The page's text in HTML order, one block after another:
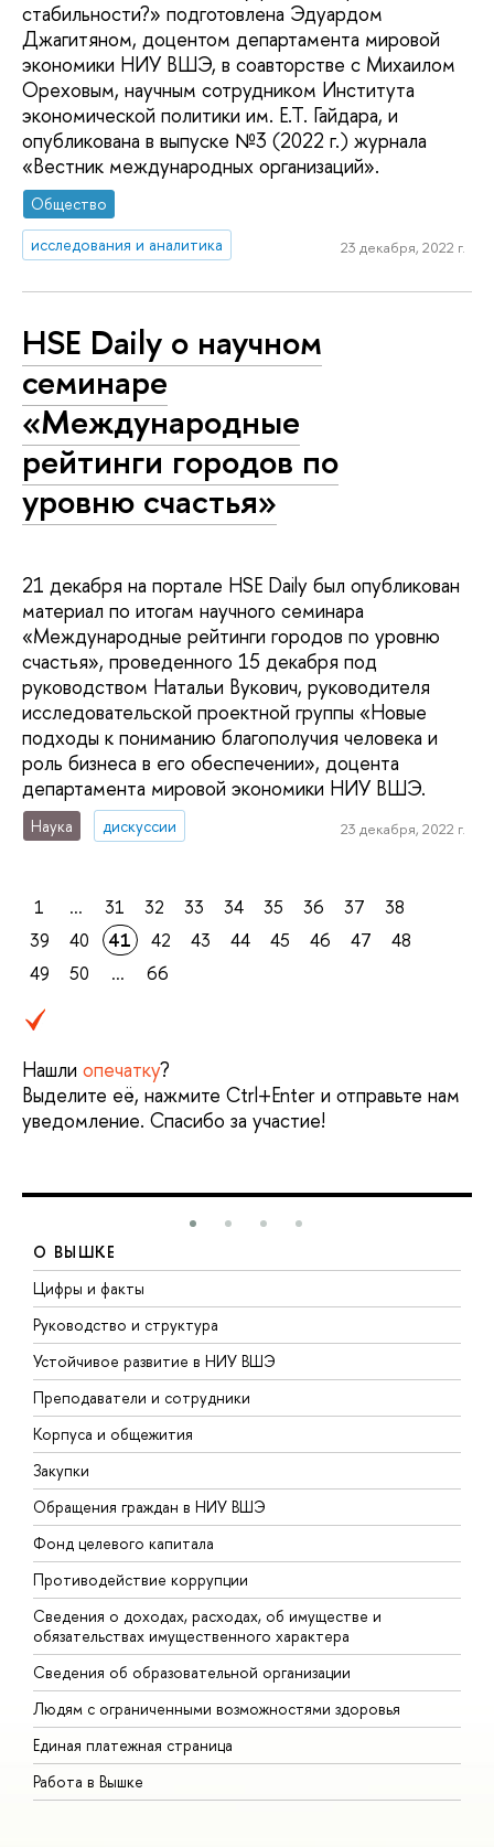
стабильности?» подготовлена Эдуардом
Джагитяном, доцентом департамента мировой
экономики НИУ ВШЭ, в соавторстве с Михаилом
Ореховым, научным сотрудником Института
экономической политики им. Е.Т. Гайдара, и
опубликована в выпуске №3 (2022 г.) журнала
«Вестник международных организаций».
Общество
исследования и аналитика
23 декабря, 2022 г.
HSE Daily о научном
семинаре
«Международные
рейтинги городов по
уровню счастья»
21 декабря на портале HSE Daily был опубликован
материал по итогам научного семинара
«Международные рейтинги городов по уровню
счастья», проведенного 15 декабря под
руководством Натальи Вукович, руководителя
исследовательской проектной группы «Новые
подходы к пониманию благополучия человека и
роль бизнеса в его обеспечении», доцента
департамента мировой экономики НИУ ВШЭ.
Наука дискуссии 23 декабря, 2022 г.
1 ... 31 32 33 34 35 36 37
38
39
40 41 42 43 44 45 46 47
48
49
50 ... 66
Нашли опечатку?
Выделите её, нажмите Ctrl+Enter и отправьте нам
уведомление. Спасибо за участие!
О ВЫШКЕ
Цифры и факты
Руководство и структура
Устойчивое развитие в НИУ ВШЭ
Преподаватели и сотрудники
Корпуса и общежития
Закупки
Обращения граждан в НИУ ВШЭ
Фонд целевого капитала
Противодействие коррупции
Сведения о доходах, расходах, об имуществе и
обязательствах имущественного характера
Сведения об образовательной организации
Людям с ограниченными возможностями здоровья
Единая платежная страница
Работа в Вышке